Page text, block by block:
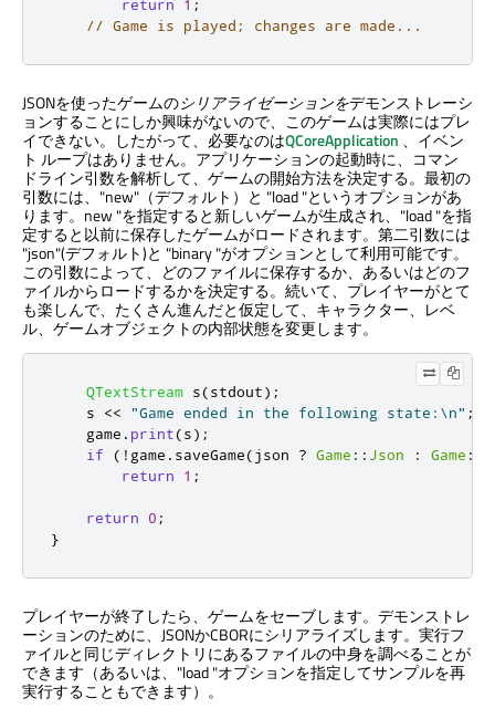
return
1 ;
// Game is played; changes are made...
JSONを使ったゲームのシリアライゼーションをデモンストレーシ
ョンすることにしか興味がないので、このゲームは実際にはプレ
イできない。したがって、必要なのはQCoreApplication 、イベン
ト ループはありません。アプリケーションの起動時に、コマン
ドライン引数を解析して、ゲームの開始方法を決定する。最初の
引数には、"new"（デフォルト）と "load "というオプションがあ
ります。new "を指定すると新しいゲームが生成され、"load "を指
定すると以前に保存したゲームがロードされます。第二引数には
"json"(デフォルト)と "binary "がオプションとして利用可能です。
この引数によって、どのファイルに保存するか、あるいはどのフ
ァイルからロードするかを決定する。続いて、プレイヤーがとて
も楽しんで、たくさん進んだと仮定して、キャラクター、レベ
ル、ゲームオブジェクトの内部状態を変更します。
QTextStream s(stdout);
    s
<< "Game ended in the following state:\n" ;
    game
. print(s);
if
( ! game . saveGame(json ? Game :: Json : Game ::
return
1 ;
return 0 ;
}
プレイヤーが終了したら、ゲームをセーブします。デモンストレ
ーションのために、JSONかCBORにシリアライズします。実行フ
ァイルと同じディレクトリにあるファイルの中身を調べることが
できます（あるいは、"load "オプションを指定してサンプルを再
実行することもできます）。